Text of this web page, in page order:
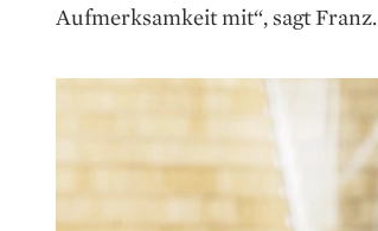
Aufmerksamkeit mit“, sagt Franz.